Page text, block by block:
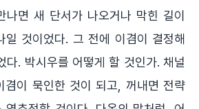
나면 새 단서가 나오거나 막힌 길이
일 것이었다. 그 전에 이겸이 결정해
다. 박시우를 어떻게 할 것인가. 채널
겸이 묵인한 것이 되고, 꺼내면 전략